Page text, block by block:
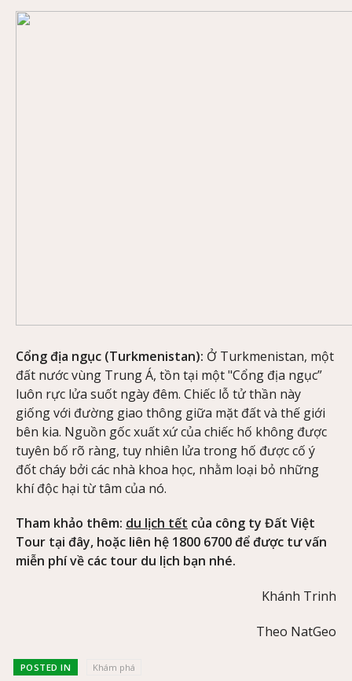
Cổng địa ngục (Turkmenistan): Ở Turkmenistan, một
đất nước vùng Trung Á, tồn tại một "Cổng địa ngục”
luôn rực lửa suốt ngày đêm. Chiếc lỗ tử thần này
giống với đường giao thông giữa mặt đất và thế giới
bên kia. Nguồn gốc xuất xứ của chiếc hố không được
tuyên bố rõ ràng, tuy nhiên lửa trong hố được cố ý
đốt cháy bởi các nhà khoa học, nhằm loại bỏ những
khí độc hại từ tâm của nó.
Tham khảo thêm: du lịch tết của công ty Đất Việt
Tour tại đây, hoặc liên hệ 1800 6700 để được tư vấn
miễn phí về các tour du lịch bạn nhé.
Khánh Trinh
Theo NatGeo
POSTED IN Khám phá